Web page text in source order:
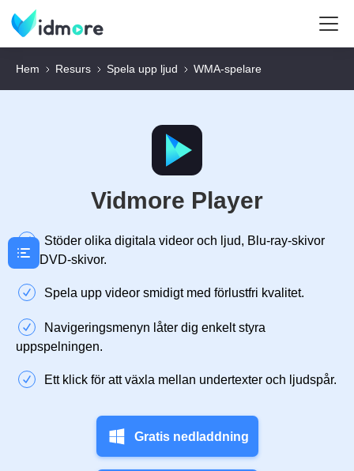
Hem Resurs Spela upp ljud WMA-spelare
Vidmore Player
Stöder olika digitala videor och ljud, Blu-ray-skivor
och DVD-skivor.
Spela upp videor smidigt med förlustfri kvalitet.
Navigeringsmenyn låter dig enkelt styra
uppspelningen.
Ett klick för att växla mellan undertexter och ljudspår.
Gratis nedladdning